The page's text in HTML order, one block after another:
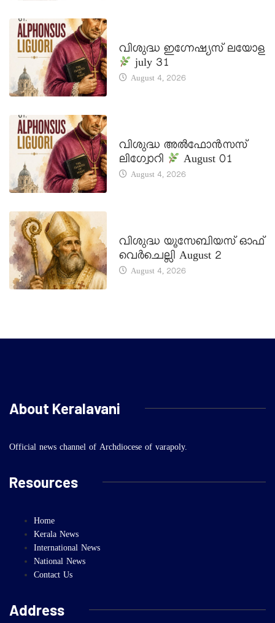
വിശുദ്ധ ഇഗ്നേഷ്യസ് ലയോള
july 31
August 4, 2026
വിശുദ്ധ അൽഫോൻസസ്
ലിഗ്വോറി
August 01
August 4, 2026
വിശുദ്ധ യൂസേബിയസ് ഓഫ്
വെർചെല്ലി August 2
August 4, 2026
About Keralavani
Official news channel of Archdiocese of varapoly.
Resources
Home
Kerala News
International News
National News
Contact Us
Address